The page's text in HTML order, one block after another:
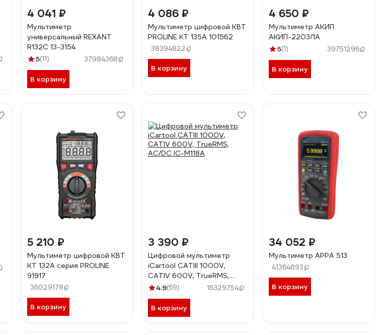
4 041 ₽
Мультиметр
универсальный REXANT
R132С 13-3154
5(11) 37984368
В корзину
4 086 ₽
Мультиметр цифровой КВТ
PROLINE KT 135А 101562
38394822
В корзину
4 650 ₽
Мультиметр АКИП
АКИП-2203/1А
5(1) 39751296
В корзину
5 210 ₽
Мультиметр цифровой КВТ
KT 132А серия PROLINE
91917
36029178
В корзину
3 390 ₽
Цифровой мультиметр
iCartool CATIII 1000V,
СATIV 600V, TrueRMS,
AC/DC IC-M118A
4.9(69) 16329754
В корзину
34 052 ₽
Мультиметр APPA 513
41364893
В корзину